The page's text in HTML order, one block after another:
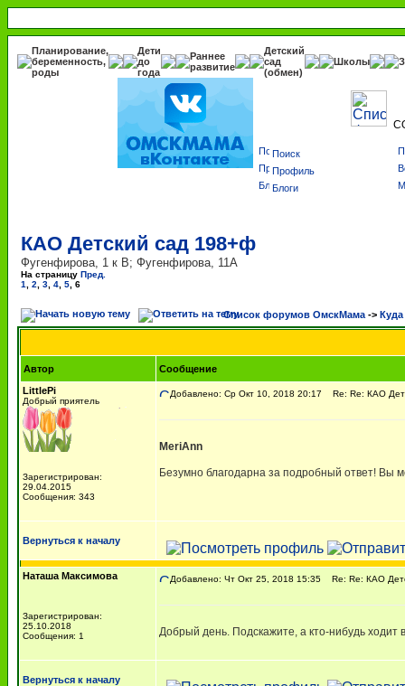
Планирование,
беременность,
роды
Дети
до
года
Раннее
развитие
Детский
сад
(обмен)
Школы
Поиск
Профиль
Блоги
КАО Детский сад 198+ф
Фугенфирова, 1 к В; Фугенфирова, 11А
На страницу Пред.
1
2 3 4 5 6
Список форумов ОмскМама -> Куда
Автор
Сообщение
LittlePi
Добрый приятель
Зарегистрирован:
29.04.2015
Сообщения: 343
Добавлено: Ср Окт 10, 2018 20:17 Re: Re: КАО
MeriAnn
Безумно благодарна за подробный ответ! Вы
Вернуться к началу
Наташа Максимова
Зарегистрирован:
25.10.2018
Сообщения: 1
Добавлено: Чт Окт 25, 2018 15:35 Re: Re: КАО
Добрый день. Подскажите, а кто-нибудь ходит
Вернуться к началу